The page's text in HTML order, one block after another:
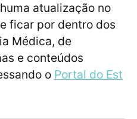
atualização no
ficar por dentro dos
Médica, de
e conteúdos
o Portal do Est